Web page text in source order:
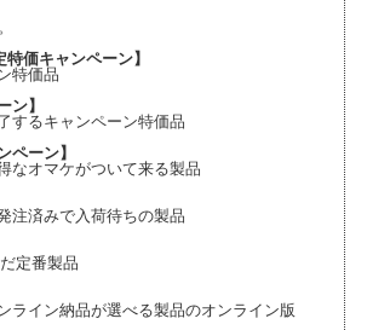
価キャンペーン】
特価品
ン】
するキャンペーン特価品
ペーン】
なオマケがついて来る製品
注済みで入荷待ちの製品
定番製品
ライン納品が選べる製品のオンライン版